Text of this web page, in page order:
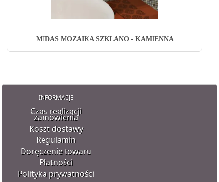
MIDAS MOZAIKA SZKLANO - KAMIENNA
INFORMACJE
Czas realizacji
zamówienia
Koszt dostawy
Regulamin
Doręczenie towaru
Płatności
Polityka prywatności